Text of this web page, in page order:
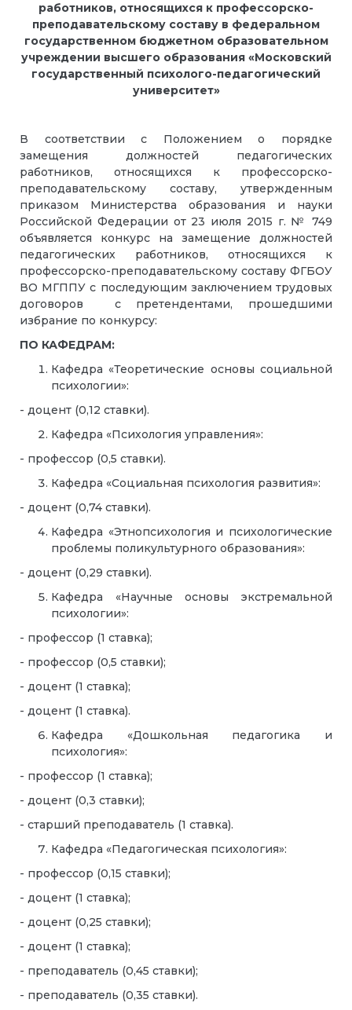
работников, относящихся к профессорско-
преподавательскому составу в федеральном
государственном бюджетном образовательном
учреждении высшего образования «Московский
государственный психолого-педагогический
университет»
В соответствии с Положением о порядке
замещения должностей педагогических
работников, относящихся к профессорско-
преподавательскому составу, утвержденным
приказом Министерства образования и науки
Российской Федерации от 23 июля 2015 г. № 749
объявляется конкурс на замещение должностей
педагогических работников, относящихся к
профессорско-преподавательскому составу ФГБОУ
ВО МГППУ с последующим заключением трудовых
договоров с претендентами, прошедшими
избрание по конкурсу:
ПО КАФЕДРАМ:
Кафедра «Теоретические основы социальной
психологии»:
- доцент (0,12 ставки).
Кафедра «Психология управления»:
- профессор (0,5 ставки).
Кафедра «Социальная психология развития»:
- доцент (0,74 ставки).
Кафедра «Этнопсихология и психологические
проблемы поликультурного образования»:
- доцент (0,29 ставки).
Кафедра «Научные основы экстремальной
психологии»:
- профессор (1 ставка);
- профессор (0,5 ставки);
- доцент (1 ставка);
- доцент (1 ставка).
Кафедра «Дошкольная педагогика и
психология»:
- профессор (1 ставка);
- доцент (0,3 ставки);
- старший преподаватель (1 ставка).
Кафедра «Педагогическая психология»:
- профессор (0,15 ставки);
- доцент (1 ставка);
- доцент (0,25 ставки);
- доцент (1 ставка);
- преподаватель (0,45 ставки);
- преподаватель (0,35 ставки).